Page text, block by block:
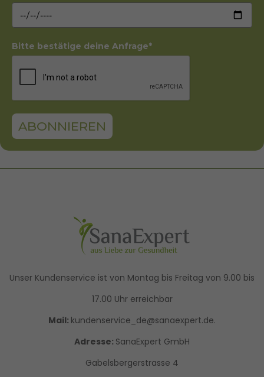
Bitte bestätige deine Anfrage*
ABONNIEREN
Unser Kundenservice ist von Montag bis Freitag von 9.00 bis
17.00 Uhr erreichbar
Mail: kundenservice_de@sanaexpert.de.
Adresse: SanaExpert GmbH
Gabelsbergerstrasse 4